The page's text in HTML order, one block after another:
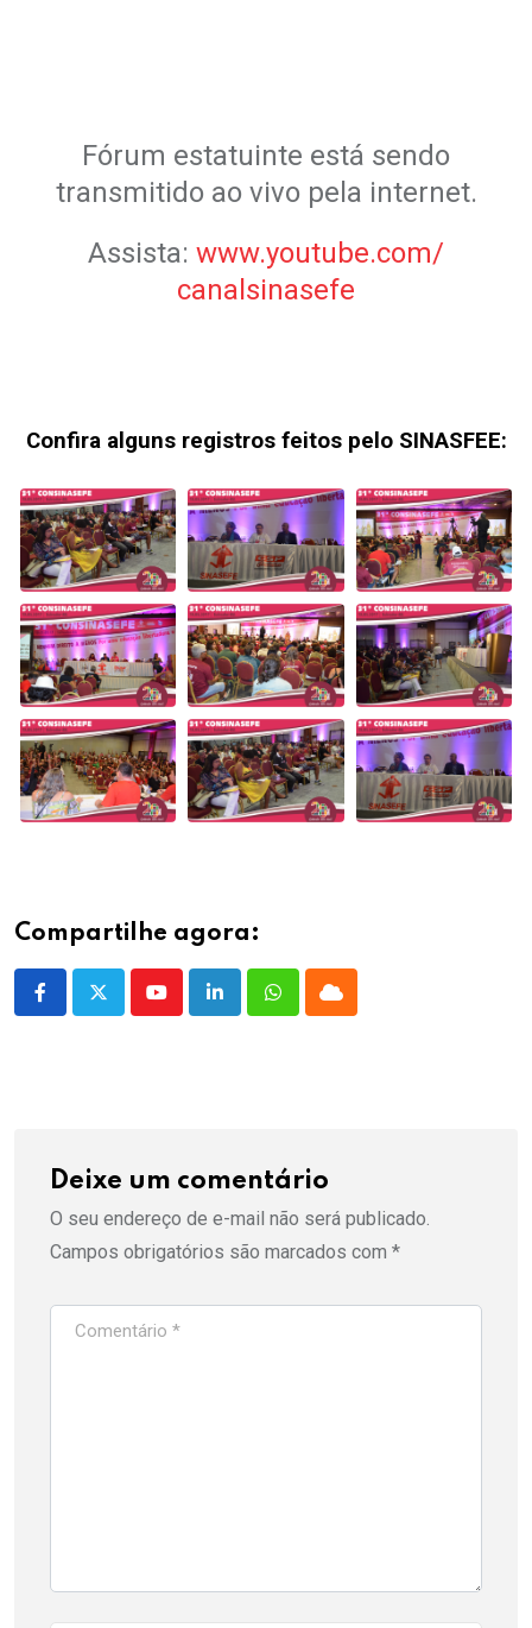
Fórum estatuinte está sendo
transmitido ao vivo pela internet.
Assista: www.youtube.com/
canalsinasefe
Confira alguns registros feitos pelo SINASFEE:
Compartilhe agora:
YoutubeLinkedInWhatsappCloud
Deixe um comentário
O seu endereço de e-mail não será publicado.
Campos obrigatórios são marcados com *